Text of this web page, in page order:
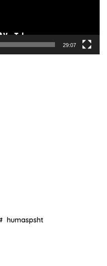
29:07
humaspsht